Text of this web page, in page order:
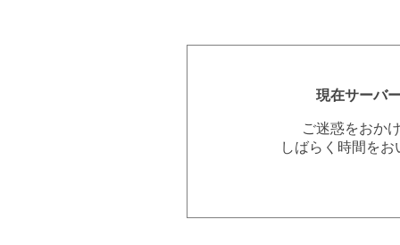
現在サーバ
ご迷惑をおか
しばらく時間を